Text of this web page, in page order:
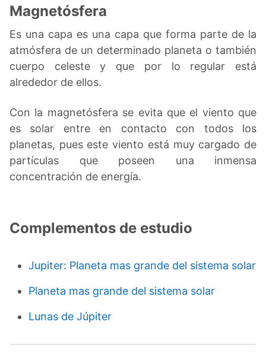
Magnetósfera
Es una capa es una capa que forma parte de la
atmósfera de un determinado planeta o también
cuerpo celeste y que por lo regular está
alrededor de ellos.
Con la magnetósfera se evita que el viento que
es solar entre en contacto con todos los
planetas, pues este viento está muy cargado de
partículas que poseen una inmensa
concentración de energía.
Complementos de estudio
Jupiter: Planeta mas grande del sistema solar
Planeta mas grande del sistema solar
Lunas de Júpiter